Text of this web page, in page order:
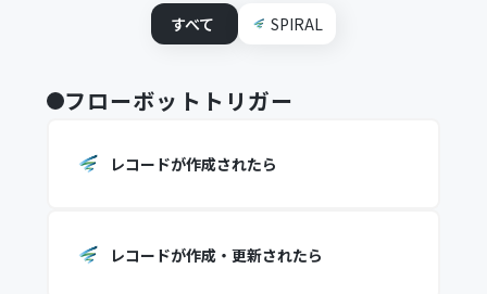
すべて
SPIRAL
フローボットトリガー
レコードが作成されたら
レコードが作成・更新されたら